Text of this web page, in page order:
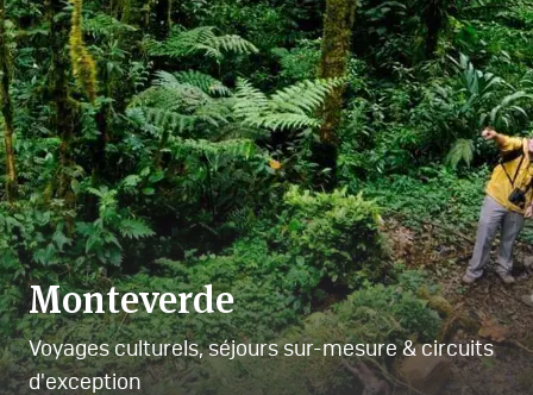
Monteverde
Voyages culturels, séjours sur-mesure & circuits
d'exception